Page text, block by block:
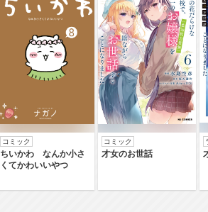
ュ SPECIAL…
コードギアス 反逆のルルーシ
ュ R2 SPEC…
コードギアス 亡国のアキト
コミック
ちいかわ なんか小さ
くてかわいいやつ
コミック
才女のお世話